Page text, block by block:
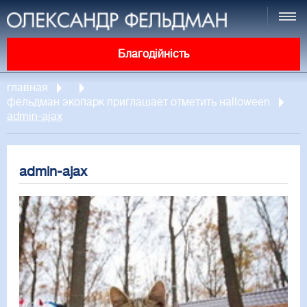
Благодійність
главная
фельдман экопарк приглашает отметить нalloween
admin-ajax
admin-ajax